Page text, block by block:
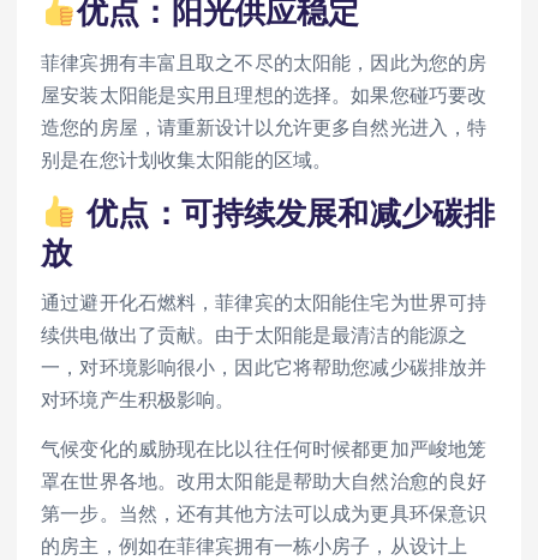
优点：阳光供应稳定
菲律宾拥有丰富且取之不尽的太阳能，因此为您的房
屋安装太阳能是实用且理想的选择。如果您碰巧要改
造您的房屋，请重新设计以允许更多自然光进入，特
别是在您计划收集太阳能的区域。
优点：可持续发展和减少碳排
放
通过避开化石燃料，菲律宾的太阳能住宅为世界可持
续供电做出了贡献。由于太阳能是最清洁的能源之
一，对环境影响很小，因此它将帮助您减少碳排放并
对环境产生积极影响。
气候变化的威胁现在比以往任何时候都更加严峻地笼
罩在世界各地。改用太阳能是帮助大自然治愈的良好
第一步。当然，还有其他方法可以成为更具环保意识
的房主，例如在菲律宾拥有一栋小房子，从设计上